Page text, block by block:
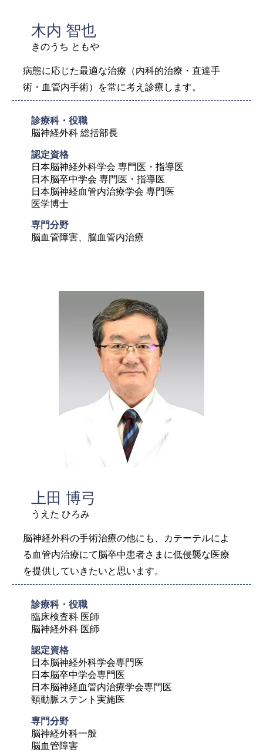
木内 智也
きのうち ともや
病態に応じた最適な治療（内科的治療・直達手
術・血管内手術）を常に考え診療します。
診療科・役職
脳神経外科 総括部長
認定資格
日本脳神経外科学会 専門医・指導医
日本脳卒中学会 専門医・指導医
日本脳神経血管内治療学会 専門医
医学博士
専門分野
脳血管障害、脳血管内治療
上田 博弓
うえた ひろみ
脳神経外科の手術治療の他にも、カテーテルによ
る血管内治療にて脳卒中患者さまに低侵襲な医療
を提供していきたいと思います。
診療科・役職
臨床検査科 医師
脳神経外科 医師
認定資格
日本脳神経外科学会専門医
日本脳卒中学会専門医
日本脳神経血管内治療学会専門医
頸動脈ステント実施医
専門分野
脳神経外科一般
脳血管障害